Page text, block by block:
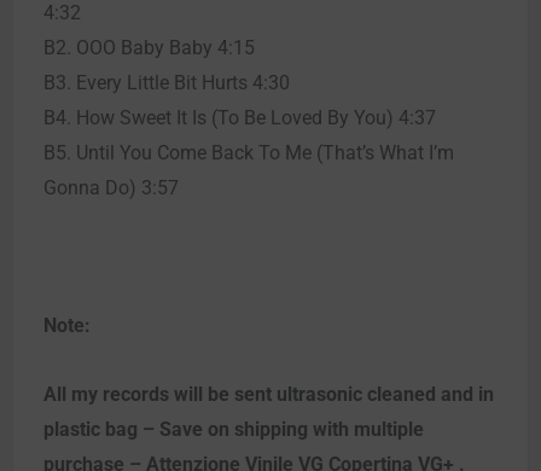
4:32
B2. OOO Baby Baby 4:15
B3. Every Little Bit Hurts 4:30
B4. How Sweet It Is (To Be Loved By You) 4:37
B5. Until You Come Back To Me (That’s What I’m
Gonna Do) 3:57
Note:
All my records will be sent ultrasonic cleaned and in
plastic bag – Save on shipping with multiple
purchase – Attenzione Vinile VG Copertina VG+ .